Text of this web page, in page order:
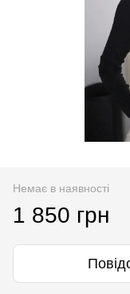
Немає в наявності
1 850 грн